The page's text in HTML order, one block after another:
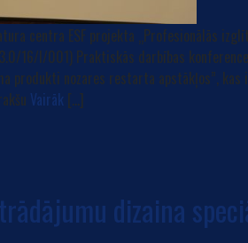
centra ESF projekta „Profesionālās
16/I/001) Praktiskās darbības
produkti nozares restarta apstākļos”,
Vairāk […]
dizaina